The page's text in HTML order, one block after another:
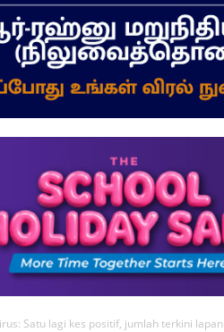
Satu lagi kes positif, jumlah terkini lapan